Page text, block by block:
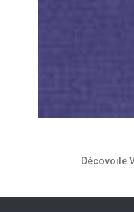
Décovoile